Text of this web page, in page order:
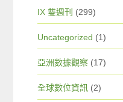
IX 雙週刊 (299)
Uncategorized (1)
亞洲數據觀察 (17)
全球數位資訊 (2)